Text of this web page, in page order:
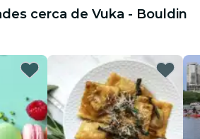
cerca de Vuka - Bouldin